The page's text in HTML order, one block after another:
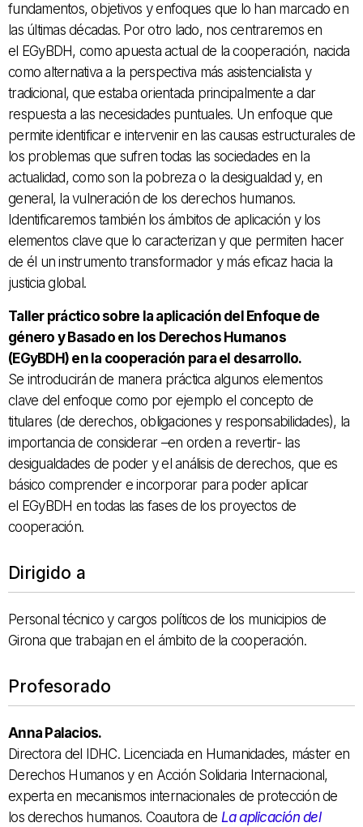
fundamentos, objetivos y enfoques que lo han marcado en
las últimas décadas. Por otro lado, nos centraremos en
el EGyBDH, como apuesta actual de la cooperación, nacida
como alternativa a la perspectiva más asistencialista y
tradicional, que estaba orientada principalmente a dar
respuesta a las necesidades puntuales. Un enfoque que
permite identificar e intervenir en las causas estructurales de
los problemas que sufren todas las sociedades en la
actualidad, como son la pobreza o la desigualdad y, en
general, la vulneración de los derechos humanos.
Identificaremos también los ámbitos de aplicación y los
elementos clave que lo caracterizan y que permiten hacer
de él un instrumento transformador y más eficaz hacia la
justicia global.
Taller práctico sobre la aplicación del Enfoque de
género y Basado en los Derechos Humanos
(EGyBDH) en la cooperación para el desarrollo.
Se introducirán de manera práctica algunos elementos
clave del enfoque como por ejemplo el concepto de
titulares (de derechos, obligaciones y responsabilidades), la
importancia de considerar –en orden a revertir- las
desigualdades de poder y el análisis de derechos, que es
básico comprender e incorporar para poder aplicar
el EGyBDH en todas las fases de los proyectos de
cooperación.
Dirigido a
Personal técnico y cargos políticos de los municipios de
Girona que trabajan en el ámbito de la cooperación.
Profesorado
Anna Palacios.
Directora del IDHC. Licenciada en Humanidades, máster en
Derechos Humanos y en Acción Solidaria Internacional,
experta en mecanismos internacionales de protección de
los derechos humanos. Coautora de La aplicación del